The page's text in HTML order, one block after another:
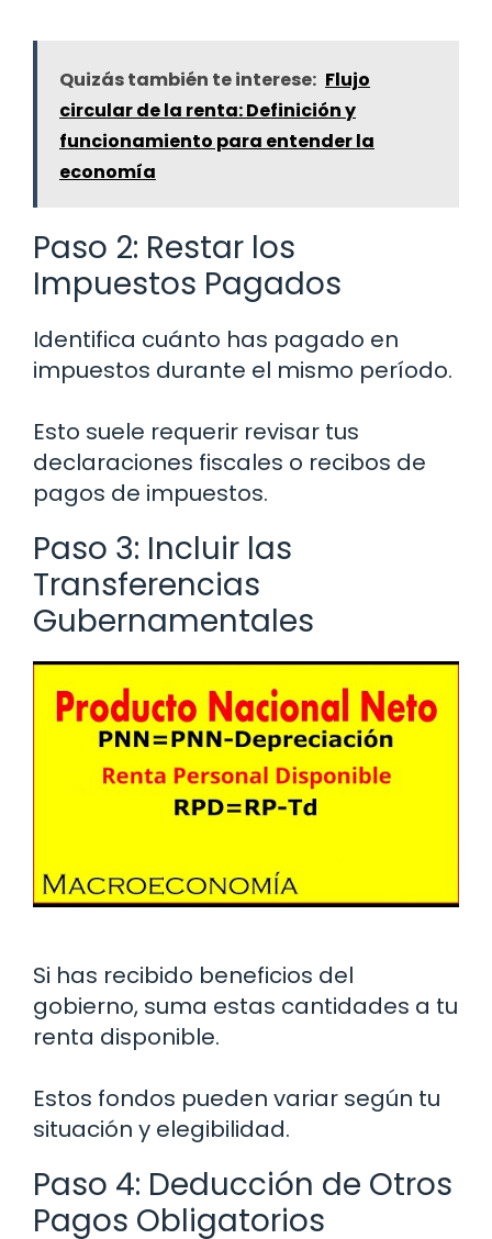
Quizás también te interese: Flujo
circular de la renta: Definición y
funcionamiento para entender la
economía
Paso 2: Restar los
Impuestos Pagados
Identifica cuánto has pagado en
impuestos durante el mismo período.
Esto suele requerir revisar tus
declaraciones fiscales o recibos de
pagos de impuestos.
Paso 3: Incluir las
Transferencias
Gubernamentales
Si has recibido beneficios del
gobierno, suma estas cantidades a tu
renta disponible.
Estos fondos pueden variar según tu
situación y elegibilidad.
Paso 4: Deducción de Otros
Pagos Obligatorios